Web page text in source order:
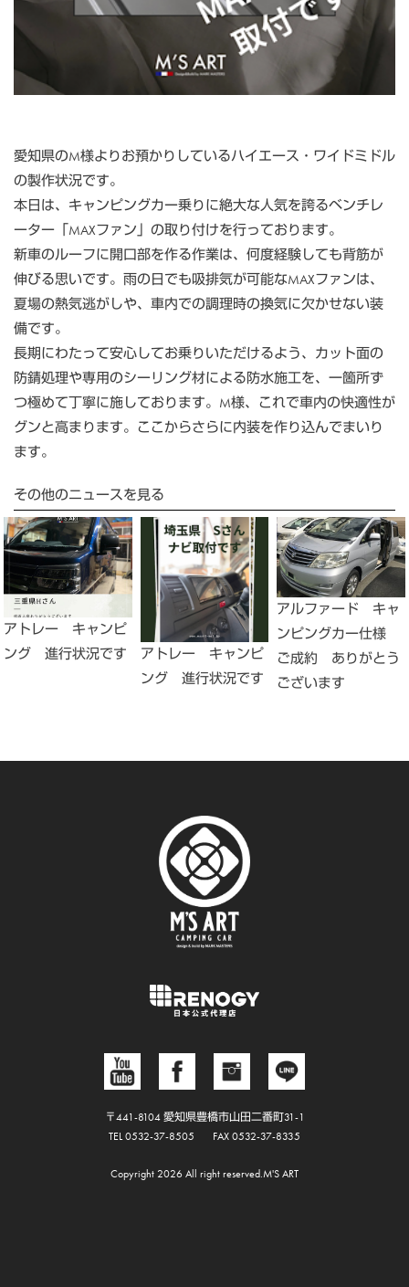
愛知県のM様よりお預かりしているハイエース・ワイドミドル
の製作状況です。
本日は、キャンピングカー乗りに絶大な人気を誇るベンチレ
ーター「MAXファン」の取り付けを行っております。
新車のルーフに開口部を作る作業は、何度経験しても背筋が
伸びる思いです。雨の日でも吸排気が可能なMAXファンは、
夏場の熱気逃がしや、車内での調理時の換気に欠かせない装
備です。
長期にわたって安心してお乗りいただけるよう、カット面の
防錆処理や専用のシーリング材による防水施工を、一箇所ず
つ極めて丁寧に施しております。M様、これで車内の快適性が
グンと高まります。ここからさらに内装を作り込んでまいり
ます。
その他のニュースを見る
アトレー キャンピ
ング 進行状況です
アトレー キャンピ
ング 進行状況です
アルファード キャ
ンピングカー仕様
ご成約 ありがとう
ございます
〒441-8104 愛知県豊橋市山田二番町31-1
TEL 0532-37-8505
FAX 0532-37-8335
Copyright 2026 All right reserved.M'S ART